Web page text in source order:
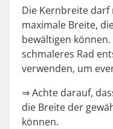
Die Kernbreite
maximale Breite,
bewältigen
schmaleres Rad
verwenden, um
⇒Achte darauf,
die Breite der
können.